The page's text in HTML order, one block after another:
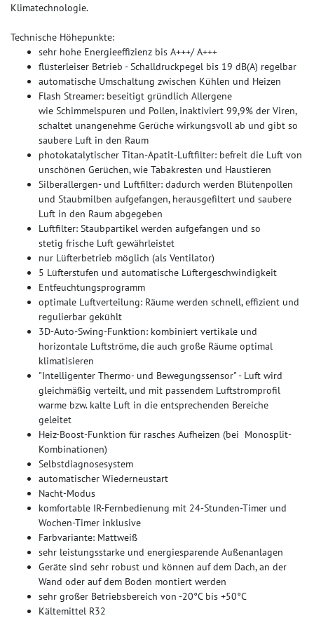
Klimatechnologie.
Technische Höhepunkte:
sehr hohe Energieeffizienz bis A+++/ A+++
flüsterleiser Betrieb - Schalldruckpegel bis 19 dB(A) regelbar
automatische Umschaltung zwischen Kühlen und Heizen
Flash Streamer: beseitigt gründlich Allergene
wie Schimmelspuren und Pollen, inaktiviert 99,9% der Viren,
schaltet unangenehme Gerüche wirkungsvoll ab und gibt so
saubere Luft in den Raum
photokatalytischer Titan-Apatit-Luftfilter: befreit die Luft von
unschönen Gerüchen, wie Tabakresten und Haustieren
Silberallergen- und Luftfilter: dadurch werden Blütenpollen
und Staubmilben aufgefangen, herausgefiltert und saubere
Luft in den Raum abgegeben
Luftfilter: Staubpartikel werden aufgefangen und so
stetig frische Luft gewährleistet
nur Lüfterbetrieb möglich (als Ventilator)
5 Lüfterstufen und automatische Lüftergeschwindigkeit
Entfeuchtungsprogramm
optimale Luftverteilung: Räume werden schnell, effizient und
regulierbar gekühlt
3D-Auto-Swing-Funktion: kombiniert vertikale und
horizontale Luftströme, die auch große Räume optimal
klimatisieren
"Intelligenter Thermo- und Bewegungssensor" - Luft wird
gleichmäßig verteilt, und mit passendem Luftstromprofil
warme bzw. kalte Luft in die entsprechenden Bereiche
geleitet
Heiz-Boost-Funktion für rasches Aufheizen (bei Monosplit-
Kombinationen)
Selbstdiagnosesystem
automatischer Wiederneustart
Nacht-Modus
komfortable IR-Fernbedienung mit 24-Stunden-Timer und
Wochen-Timer inklusive
Farbvariante: Mattweiß
sehr leistungsstarke und energiesparende Außenanlagen
Geräte sind sehr robust und können auf dem Dach, an der
Wand oder auf dem Boden montiert werden
sehr großer Betriebsbereich von -20°C bis +50°C
Kältemittel R32